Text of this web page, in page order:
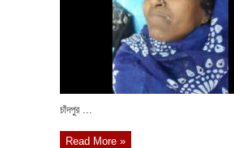
চাঁদপুর ...
Read More »